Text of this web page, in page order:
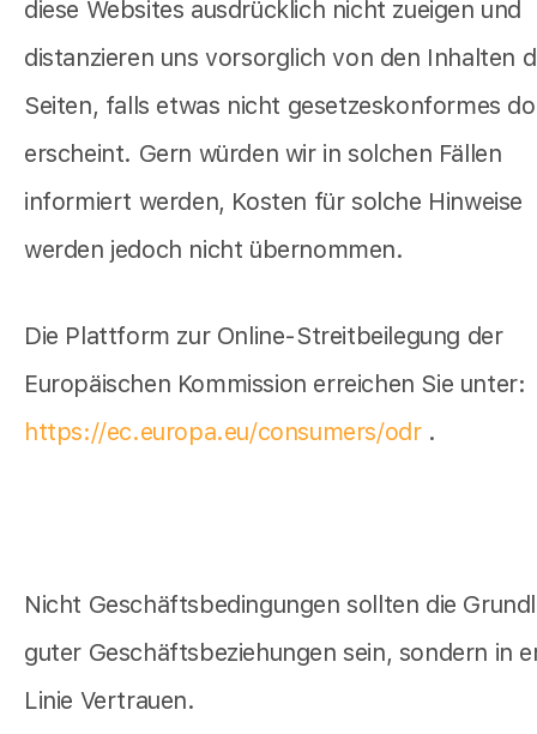
diese Websites ausdrücklich nicht zueigen und
distanzieren uns vorsorglich von den Inhalten
Seiten, falls etwas nicht gesetzeskonformes
erscheint. Gern würden wir in solchen Fällen
informiert werden, Kosten für solche Hinweise
werden jedoch nicht übernommen.
Die Plattform zur Online-Streitbeilegung der
Europäischen Kommission erreichen Sie unter:
https://ec.europa.eu/consumers/odr.
Nicht Geschäftsbedingungen sollten die
guter Geschäftsbeziehungen sein, sondern in
Linie Vertrauen.